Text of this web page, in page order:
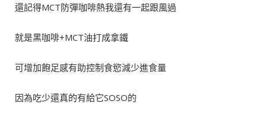
還記得MCT防彈咖啡熱我還有一起跟風過
就是黑咖啡+MCT油打成拿鐵
可增加飽足感有助控制食慾減少進食量
因為吃少還真的有給它SOSO的